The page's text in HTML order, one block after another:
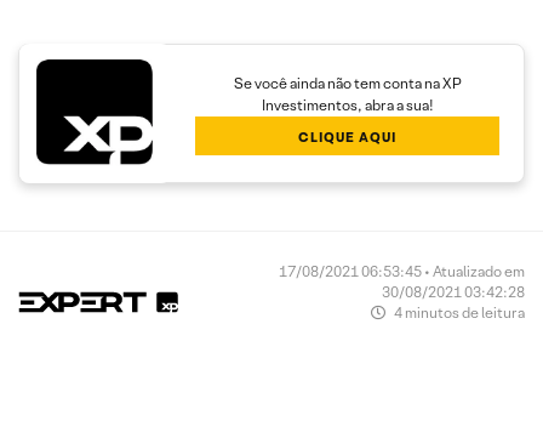
Se você ainda não tem conta na XP
Investimentos, abra a sua!
CLIQUE AQUI
17/08/2021 06:53:45 • Atualizado em
30/08/2021 03:42:28
4 minutos de leitura